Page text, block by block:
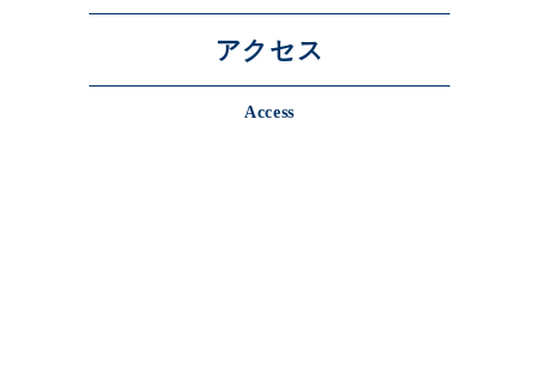
アクセス
Access